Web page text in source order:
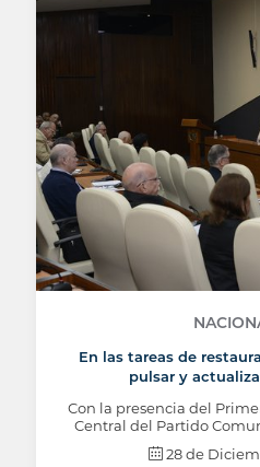
En las tareas de
pulsar y
Con la presencia del
Central del Partido
28 de